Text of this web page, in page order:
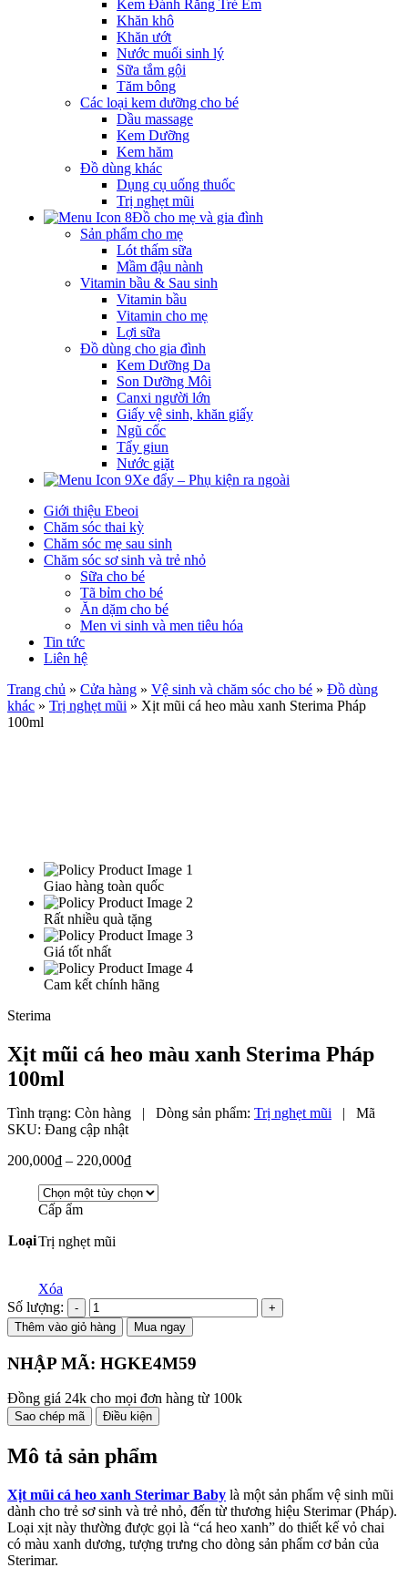
Kem Đánh Răng Trẻ Em
Khăn khô
Khăn ướt
Nước muối sinh lý
Sữa tắm gội
Tăm bông
Các loại kem dưỡng cho bé
Dầu massage
Kem Dưỡng
Kem hăm
Đồ dùng khác
Dụng cụ uống thuốc
Trị nghẹt mũi
Đồ cho mẹ và gia đình
Sản phẩm cho mẹ
Lót thấm sữa
Mầm đậu nành
Vitamin bầu & Sau sinh
Vitamin bầu
Vitamin cho mẹ
Lợi sữa
Đồ dùng cho gia đình
Kem Dưỡng Da
Son Dưỡng Môi
Canxi người lớn
Giấy vệ sinh, khăn giấy
Ngũ cốc
Tẩy giun
Nước giặt
Xe đẩy – Phụ kiện ra ngoài
Giới thiệu Ebeoi
Chăm sóc thai kỳ
Chăm sóc mẹ sau sinh
Chăm sóc sơ sinh và trẻ nhỏ
Sữa cho bé
Tã bỉm cho bé
Ăn dặm cho bé
Men vi sinh và men tiêu hóa
Tin tức
Liên hệ
Trang chủ » Cửa hàng » Vệ sinh và chăm sóc cho bé » Đồ dùng
khác » Trị nghẹt mũi » Xịt mũi cá heo màu xanh Sterima Pháp
100ml
Giao hàng toàn quốc
Rất nhiều quà tặng
Giá tốt nhất
Cam kết chính hãng
Sterima
Xịt mũi cá heo màu xanh Sterima Pháp
100ml
Tình trạng: Còn hàng | Dòng sản phẩm: Trị nghẹt mũi |
Mã
SKU: Đang cập nhật
200,000₫ – 220,000₫Khoảng
từ
Loại
Cấp ẩm
Trị nghẹt mũi
Xóa
Số lượng:
Thêm vào giỏ hàng Mua ngay
NHẬP MÃ: HGKE4M59
Đồng giá 24k cho mọi đơn hàng từ 100k
Sao chép mã Điều kiện
Mô tả sản phẩm
Xịt mũi cá heo xanh Sterimar Baby là một sản phẩm vệ sinh mũi
dành cho trẻ sơ sinh và trẻ nhỏ, đến từ thương hiệu Sterimar (Pháp).
Loại xịt này thường được gọi là “cá heo xanh” do thiết kế vỏ chai
có màu xanh dương, tượng trưng cho dòng sản phẩm cơ bản của
Sterimar.